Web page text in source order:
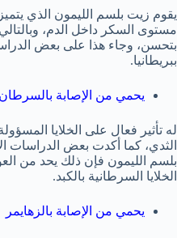
يقوم زيت بلسم الليمون الذي
مستوى السكر داخل الدم،
بتحسن، وجاء هذا على بعض
ببريطانيا.
يحمي من الإصابة بالسرطان
له تأثير فعال على الخلايا
الثدي، كما أكدت بعض الدراسات
بلسم الليمون فإن ذلك يحد من
الخلايا السرطانية بالكبد.
يحمي من الإصابة بالزهايمر